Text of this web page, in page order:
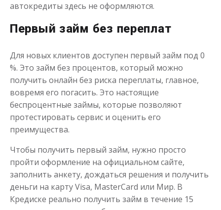
Одолжим до 30 дней
Сумма до50 000
Срок
Получить
автокредиты здесь не оформляются.
Первый займ без переплат
Для новых клиентов доступен первый займ под 0
%. Это займ без процентов, который можно
получить онлайн без риска переплаты, главное,
вовремя его погасить. Это настоящие
беспроцентные займы, которые позволяют
протестировать сервис и оценить его
преимущества.
Чтобы получить первый займ, нужно просто
пройти оформление на официальном сайте,
заполнить анкету, дождаться решения и получить
деньги на карту Visa, MasterCard или Мир. В
Кредиске реально получить займ в течение 15